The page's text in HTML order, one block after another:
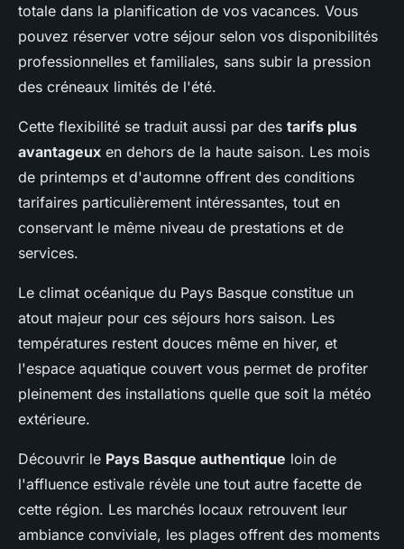
totale dans la planification de vos vacances. Vous
pouvez réserver votre séjour selon vos disponibilités
professionnelles et familiales, sans subir la pression
des créneaux limités de l'été.
Cette flexibilité se traduit aussi par des tarifs plus
avantageux en dehors de la haute saison. Les mois
de printemps et d'automne offrent des conditions
tarifaires particulièrement intéressantes, tout en
conservant le même niveau de prestations et de
services.
Le climat océanique du Pays Basque constitue un
atout majeur pour ces séjours hors saison. Les
températures restent douces même en hiver, et
l'espace aquatique couvert vous permet de profiter
pleinement des installations quelle que soit la météo
extérieure.
Découvrir le Pays Basque authentique loin de
l'affluence estivale révèle une tout autre facette de
cette région. Les marchés locaux retrouvent leur
ambiance conviviale, les plages offrent des moments